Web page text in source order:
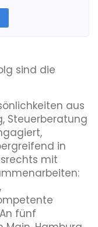
sind die
aus
Steuerberatung
in
mit
fünf